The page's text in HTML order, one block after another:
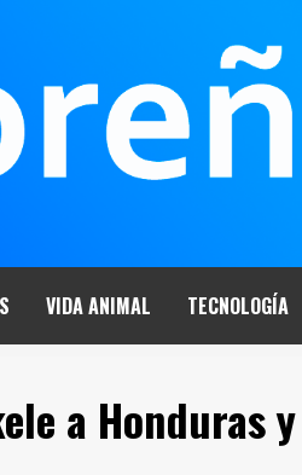
VIDA ANIMAL TECNOLOGÍA
a Honduras y